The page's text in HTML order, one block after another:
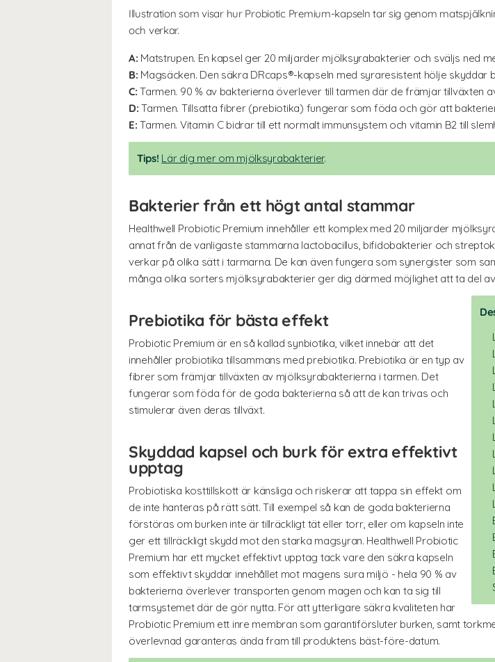
Illustration som visar hur Probiotic Premium-kapseln tar sig genom
och verkar.
A: Matstrupen. En kapsel ger 20 miljarder mjölksyrabakterier och sväljs ned
B: Magsäcken. Den säkra DRcaps®-kapseln med syraresistent hölje skyddar
C: Tarmen. 90 % av bakterierna överlever till tarmen där de främjar tillväxten
D: Tarmen. Tillsatta fibrer (prebiotika) fungerar som föda och gör att
E: Tarmen. Vitamin C bidrar till ett normalt immunsystem och vitamin B2 till
Tips! Lär dig mer om mjölksyrabakterier.
Bakterier från ett högt antal stammar
Healthwell Probiotic Premium innehåller ett komplex med 20 miljarder
annat från de vanligaste stammarna lactobacillus, bifidobakterier och
verkar på olika sätt i tarmarna. De kan även fungera som synergister som
många olika sorters mjölksyrabakterier ger dig därmed möjlighet att ta del
Prebiotika för bästa effekt
Probiotic Premium är en så kallad synbiotika, vilket innebär att det
innehåller probiotika tillsammans med prebiotika. Prebiotika är en typ av
fibrer som främjar tillväxten av mjölksyrabakterierna i tarmen. Det
fungerar som föda för de goda bakterierna så att de kan trivas och
stimulerar även deras tillväxt.
Skyddad kapsel och burk för extra effektivt
upptag
Probiotiska kosttillskott är känsliga och riskerar att tappa sin effekt om
de inte hanteras på rätt sätt. Till exempel så kan de goda bakterierna
förstöras om burken inte är tillräckligt tät eller torr, eller om kapseln inte
ger ett tillräckligt skydd mot den starka magsyran. Healthwell Probiotic
Premium har ett mycket effektivt upptag tack vare den säkra kapseln
som effektivt skyddar innehållet mot magens sura miljö - hela 90 % av
bakterierna överlever transporten genom magen och kan ta sig till
tarmsystemet där de gör nytta. För att ytterligare säkra kvaliteten har
Probiotic Premium ett inre membran som garantiförsluter burken, samt
överlevnad garanteras ända fram till produktens bäst-före-datum.